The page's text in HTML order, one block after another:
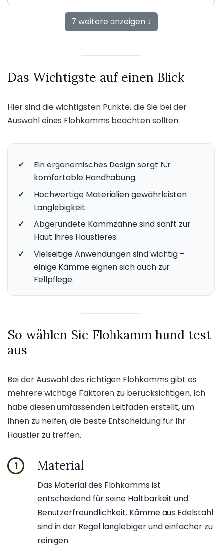
7 weitere anzeigen ↓
Das Wichtigste auf einen Blick
Hier sind die wichtigsten Punkte, die Sie bei der
Auswahl eines Flohkamms beachten sollten:
✓
Ein ergonomisches Design sorgt für
komfortable Handhabung.
✓
Hochwertige Materialien gewährleisten
Langlebigkeit.
✓
Abgerundete Kammzähne sind sanft zur
Haut Ihres Haustieres.
✓
Vielseitige Anwendungen sind wichtig –
einige Kämme eignen sich auch zur
Fellpflege.
So wählen Sie Flohkamm hund test
aus
Bei der Auswahl des richtigen Flohkamms gibt es
mehrere wichtige Faktoren zu berücksichtigen. Ich
habe diesen umfassenden Leitfaden erstellt, um
Ihnen zu helfen, die beste Entscheidung für Ihr
Haustier zu treffen.
1 Material
Das Material des Flohkamms ist
entscheidend für seine Haltbarkeit und
Benutzerfreundlichkeit. Kämme aus Edelstahl
sind in der Regel langlebiger und einfacher zu
reinigen.